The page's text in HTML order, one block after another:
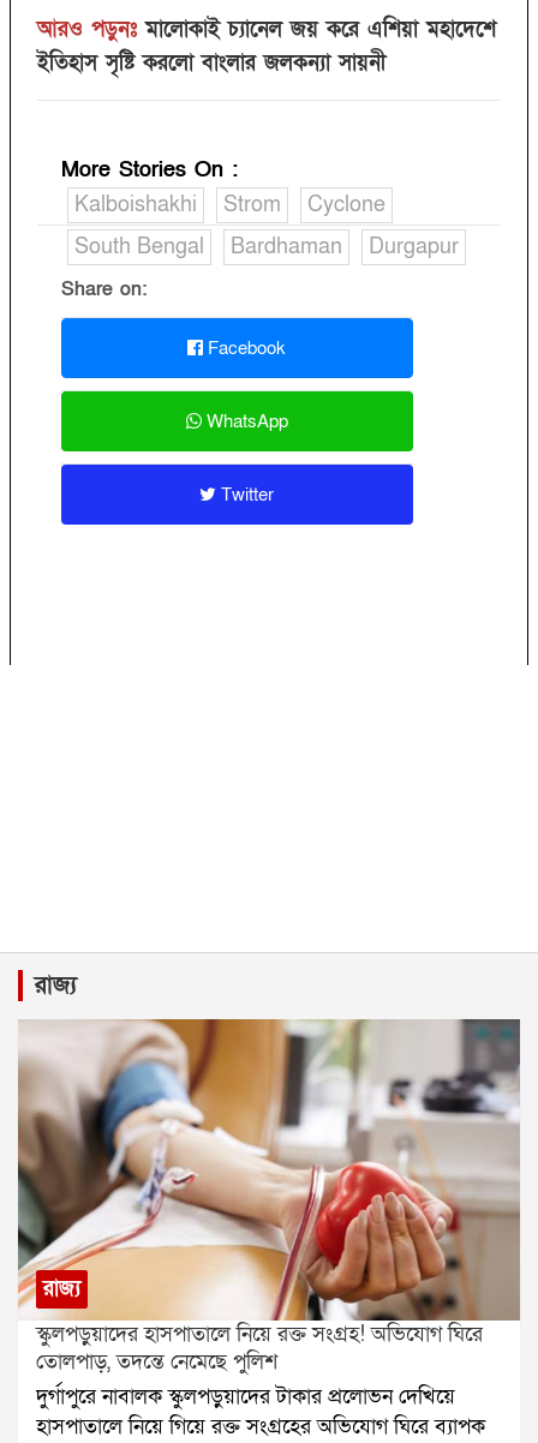
আরও পড়ুনঃ মালোকাই চ্যানেল জয় করে এশিয়া মহাদেশে
ইতিহাস সৃষ্টি করলো বাংলার জলকন্যা সায়নী
More Stories On :
Kalboishakhi
Strom
Cyclone
South Bengal
Bardhaman Durgapur
Share on:
Facebook
WhatsApp
Twitter
রাজ্য
রাজ্য
স্কুলপড়ুয়াদের হাসপাতালে নিয়ে রক্ত সংগ্রহ! অভিযোগ ঘিরে
তোলপাড়, তদন্তে নেমেছে পুলিশ
দুর্গাপুরে নাবালক স্কুলপড়ুয়াদের টাকার প্রলোভন দেখিয়ে
হাসপাতালে নিয়ে গিয়ে রক্ত সংগ্রহের অভিযোগ ঘিরে ব্যাপক